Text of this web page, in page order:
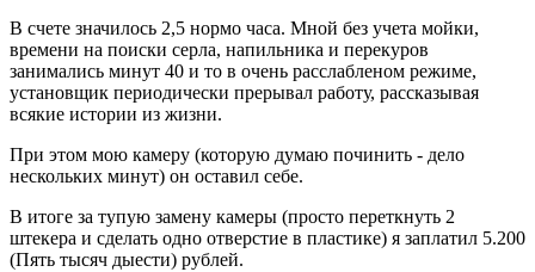
В счете значилось 2,5 нормо часа. Мной без учета мойки,
времени на поиски серла, напильника и перекуров
занимались минут 40 и то в очень расслабленом режиме,
установщик периодически прерывал работу, рассказывая
всякие истории из жизни.
При этом мою камеру (которую думаю починить - дело
нескольких минут) он оставил себе.
В итоге за тупую замену камеры (просто переткнуть 2
штекера и сделать одно отверстие в пластике) я заплатил 5.200
(Пять тысяч дыести) рублей.